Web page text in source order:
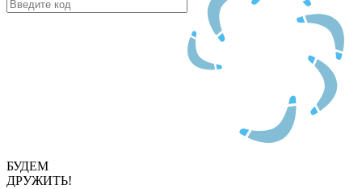
БУДЕМ
ДРУЖИТЬ!